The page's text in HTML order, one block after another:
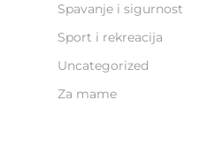
Spavanje i sigurnost
Sport i rekreacija
Uncategorized
Za mame